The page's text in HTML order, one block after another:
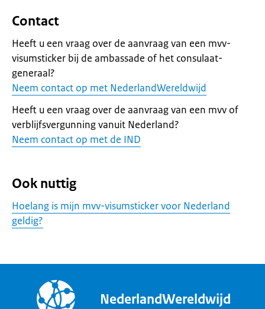
Contact
Heeft u een vraag over de aanvraag van een mvv-
visumsticker bij de ambassade of het consulaat-
generaal?
Neem contact op met NederlandWereldwijd
Heeft u een vraag over de aanvraag van een mvv of
verblijfsvergunning vanuit Nederland?
Neem contact op met de IND
Ook nuttig
Hoelang is mijn mvv-visumsticker voor Nederland
geldig?
NederlandWereldwijd